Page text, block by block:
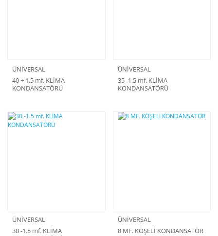
ÜNİVERSAL
40 + 1.5 mf. KLİMA
KONDANSATÖRÜ
ÜNİVERSAL
35 -1.5 mf. KLİMA
KONDANSATÖRÜ
ÜNİVERSAL
30 -1.5 mf. KLİMA
ÜNİVERSAL
8 MF. KÖŞELİ KONDANSATÖR